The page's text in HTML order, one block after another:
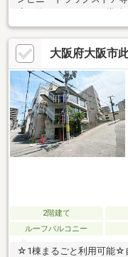
タワー店 約500ｍ・セブ
ｍ【リフォーム履歴】令
一式新調※室内の家具家電
さい）※現在民泊運営中で
大阪府大阪市
2階建て
ルーフバルコニー
☆1棟まるごと利用可能☆